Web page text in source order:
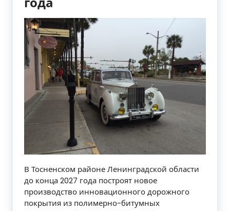
В Тосненском районе Ленинградской области
до конца 2027 года построят новое
производство инновационного дорожного
покрытия из полимерно-битумных